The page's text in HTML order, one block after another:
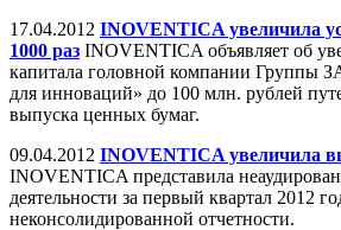
17.04.2012 INOVENTICA увеличила
1000 раз INOVENTICA объявляет об
капитала головной компании Группы
для инноваций» до 100 млн. рублей
выпуска ценных бумаг.
09.04.2012 INOVENTICA увеличила
INOVENTICA представила
деятельности за первый квартал 2012
неконсолидированной отчетности.